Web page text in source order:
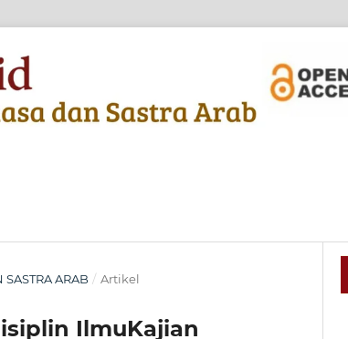
ARAB / Artikel
IlmuKajian